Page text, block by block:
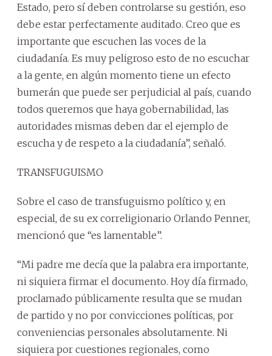
Estado, pero sí deben controlarse su gestión, eso
debe estar perfectamente auditado. Creo que es
importante que escuchen las voces de la
ciudadanía. Es muy peligroso esto de no escuchar
a la gente, en algún momento tiene un efecto
bumerán que puede ser perjudicial al país, cuando
todos queremos que haya gobernabilidad, las
autoridades mismas deben dar el ejemplo de
escucha y de respeto a la ciudadanía”, señaló.
TRANSFUGUISMO
Sobre el caso de transfuguismo político y, en
especial, de su ex correligionario Orlando Penner,
mencionó que “es lamentable”.
“Mi padre me decía que la palabra era importante,
ni siquiera firmar el documento. Hoy día firmado,
proclamado públicamente resulta que se mudan
de partido y no por convicciones políticas, por
conveniencias personales absolutamente. Ni
siquiera por cuestiones regionales, como